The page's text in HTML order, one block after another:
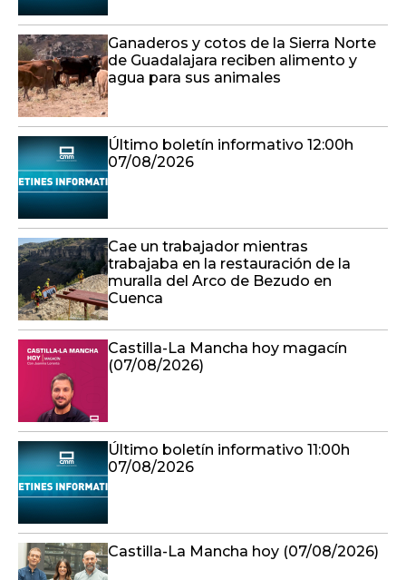
Ganaderos y cotos de la Sierra Norte
de Guadalajara reciben alimento y
agua para sus animales
Último boletín informativo 12:00h
07/08/2026
Cae un trabajador mientras
trabajaba en la restauración de la
muralla del Arco de Bezudo en
Cuenca
Castilla-La Mancha hoy magacín
(07/08/2026)
Último boletín informativo 11:00h
07/08/2026
Castilla-La Mancha hoy (07/08/2026)